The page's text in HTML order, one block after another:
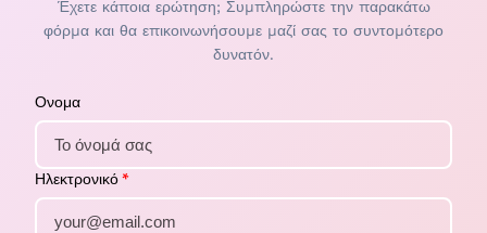
Έχετε κάποια ερώτηση; Συμπληρώστε την παρακάτω
φόρμα και θα επικοινωνήσουμε μαζί σας το συντομότερο
δυνατόν.
Ονομα
Ηλεκτρονικό*